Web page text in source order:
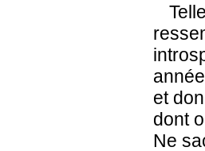
et
dont
Ne